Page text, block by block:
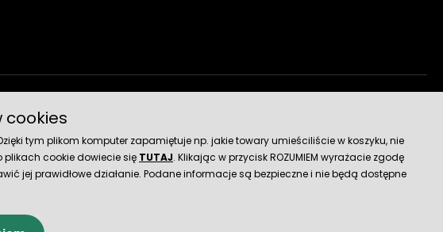
Metody dostawy
cookies
tym plikom komputer zapamiętuje np. jakie towary umieściliście w koszyku, nie
cookie dowiecie się TUTAJ. Klikając w przycisk ROZUMIEM wyrażacie zgodę
jej prawidłowe działanie. Podane informacje są bezpieczne i nie będą dostępne